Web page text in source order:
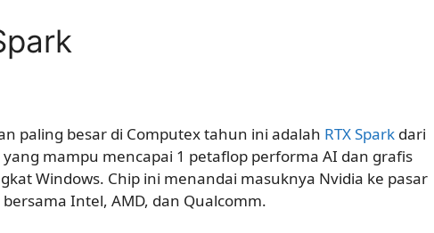
paling besar di Computex tahun ini adalah RTX Spark dari
mampu mencapai 1 petaflop performa AI dan grafis
Windows. Chip ini menandai masuknya Nvidia ke pasar
Intel, AMD, dan Qualcomm.